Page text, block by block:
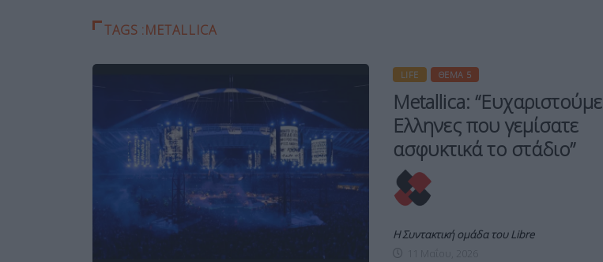
TAGS :METALLICA
LIFE ΘΈΜΑ 5
Metallica: “Ευχαριστούμε
Ελληνες που γεμίσατε
ασφυκτικά το στάδιο”
Η Συντακτική ομάδα του Libre